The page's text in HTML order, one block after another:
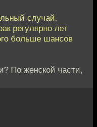
случай.
регулярно лет
больше шансов
По женской части,